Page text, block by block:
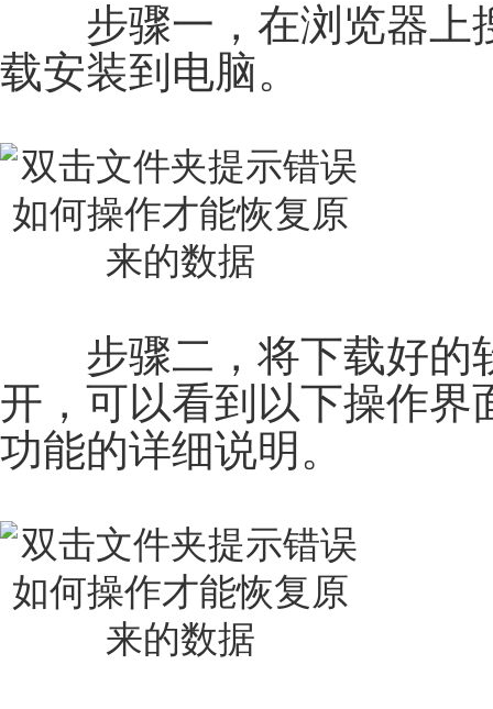
步骤一，在浏览器上搜
载安装到电脑。
步骤二，将下载好的
开，可以看到以下操作界
功能的详细说明。